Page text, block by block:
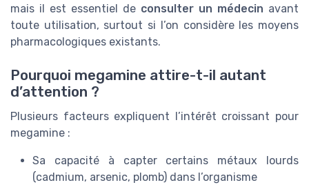
mais il est essentiel de consulter un médecin avant
toute utilisation, surtout si l’on considère les moyens
pharmacologiques existants.
Pourquoi megamine attire-t-il autant
d’attention ?
Plusieurs facteurs expliquent l’intérêt croissant pour
megamine :
Sa capacité à capter certains métaux lourds
(cadmium, arsenic, plomb) dans l’organisme